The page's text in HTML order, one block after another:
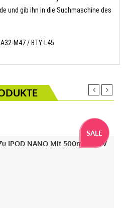
und gib ihn in die Suchmaschine des
M47 / BTY-L45
SALE
IPOD NANO Mit 500mAh 3.7V